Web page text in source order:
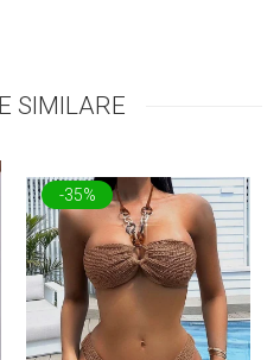
SIMILARE
-35%